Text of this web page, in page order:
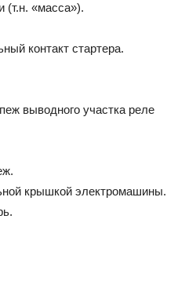
(т.н. «масса»).
контакт стартера.
выводного участка реле
крышкой электромашины.